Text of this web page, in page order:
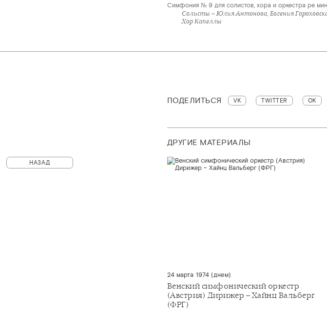
Симфония № 9 для солистов, хора и оркестра ре
Солисты – Юлия Антонова, Евгения
Хор Капеллы
ПОДЕЛИТЬСЯ VK TWITTER OK
ДРУГИЕ МАТЕРИАЛЫ
24 марта 1974 (днем)
Венский симфонический оркестр
(Австрия) Дирижер – Хайнц Вальберг
(ФРГ)
НАЗАД